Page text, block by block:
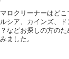
ロクリーナーはどこ
シア、カインズ、
などお探しの方の
ました。